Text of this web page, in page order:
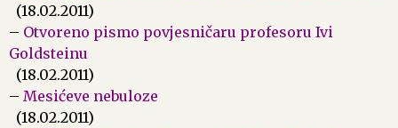
(18.02.2011)
– Otvoreno pismo povjesničaru profesoru Ivi
Goldsteinu
(18.02.2011)
– Mesićeve nebuloze
(18.02.2011)